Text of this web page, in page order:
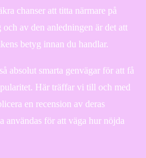
chanser att titta närmare på
av den anledningen är det att
betyg innan du handlar.
absolut smarta genvägar för att få
Här träffar vi till och med
en recension av deras
användas för att väga hur nöjda